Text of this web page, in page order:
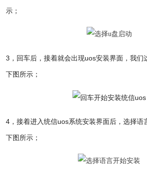
示；
3，回车后，接着就会出现uos安装界面，我们
下图所示；
4，接着进入统信uos系统安装界面后，选择语
下图所示；